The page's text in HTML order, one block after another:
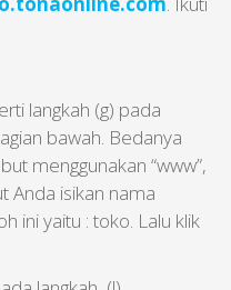
langkah (g) pada
bawah. Bedanya
menggunakan “www”,
Anda isikan nama
ini yaitu : toko. Lalu klik